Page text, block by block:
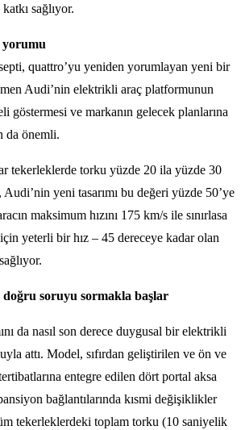
sağlıyor.
yorumu
quattro’yu yeniden yorumlayan yeni bir
Audi’nin elektrikli araç platformunun
göstermesi ve markanın gelecek planlarına
da önemli.
tekerleklerde torku yüzde 20 ila yüzde 30
Audi’nin yeni tasarımı bu değeri yüzde 50’ye
maksimum hızını 175 km/s ile sınırlasa
yeterli bir hız – 45 dereceye kadar olan
soruyu sormakla başlar
da nasıl son derece duygusal bir elektrikli
attı. Model, sıfırdan geliştirilen ve ön ve
entegre edilen dört portal aksa
bağlantılarında kısmi değişiklikler
tekerleklerdeki toplam torku (10 saniyelik